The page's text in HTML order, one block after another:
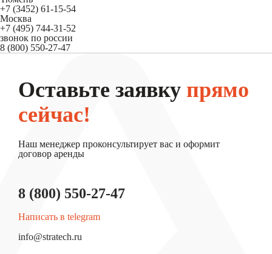
+7 (3452) 61-15-54
Москва
+7 (495) 744-31-52
звонок по россии
8 (800) 550-27-47
Оставьте заявку прямо
сейчас!
Наш менеджер проконсультирует вас и оформит
договор аренды
8 (800) 550-27-47
Написать в telegram
info@stratech.ru